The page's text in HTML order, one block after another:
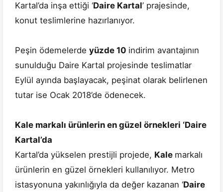
Kartal’da inşa ettiği ‘Daire Kartal’ prajesinde,
konut teslimlerine hazırlanıyor.
Peşin ödemelerde yüzde 10 indirim avantajının
sunulduğu Daire Kartal projesinde teslimatlar
Eylül ayında başlayacak, peşinat olarak belirlenen
tutar ise Ocak 2018’de ödenecek.
Kale markalı ürünlerin en güzel örnekleri ‘Daire
Kartal’da
Kartal’da yükselen prestijli projede, Kale markalı
ürünlerin en güzel örnekleri kullanılıyor. Metro
istasyonuna yakınlığıyla da değer kazanan ‘Daire